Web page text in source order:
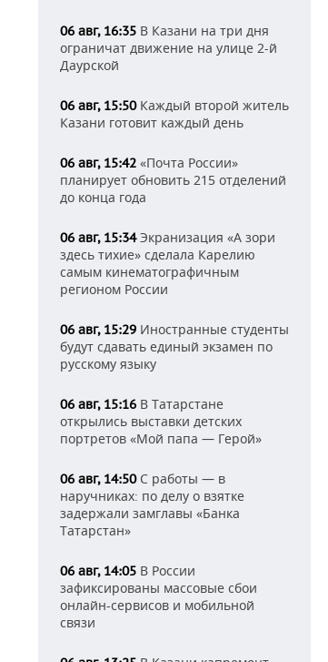
06 авг, 16:35 В Казани на три дня
ограничат движение на улице 2-й
Даурской
06 авг, 15:50Каждый второй житель
Казани готовит каждый день
06 авг, 15:42 «Почта России»
планирует обновить 215 отделений
до конца года
06 авг, 15:34Экранизация «А зори
здесь тихие» сделала Карелию
самым кинематографичным
регионом России
06 авг, 15:29 Иностранные студенты
будут сдавать единый экзамен по
русскому языку
06 авг, 15:16 В Татарстане
открылись выставки детских
портретов «Мой папа — Герой»
06 авг, 14:50С работы — в
наручниках: по делу о взятке
задержали замглавы «Банка
Татарстан»
06 авг, 14:05 В России
зафиксированы массовые сбои
онлайн-сервисов и мобильной
связи